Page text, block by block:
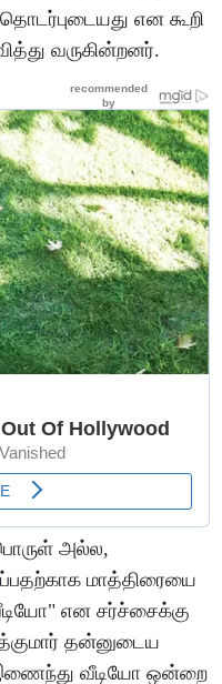
என கூறி
வருகின்றனர்.
அல்ல,
மாத்திரையை
என சர்ச்சைக்கு
தன்னுடைய
வீடியோ ஒன்றை